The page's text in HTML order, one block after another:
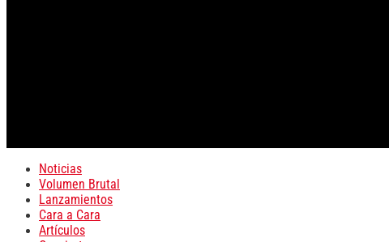
Noticias
Volumen Brutal
Lanzamientos
Cara a Cara
Artículos